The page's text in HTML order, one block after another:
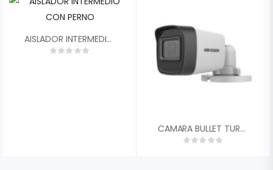
AISLADOR INTERMEDIO CON PERNO
CAMARA BULLET TURBO HD HIKVISION 5MP 2.8MM 4EN1 SAMRT IR EXIR 20MTS IP67 DS-2CE16H0T-ITPF